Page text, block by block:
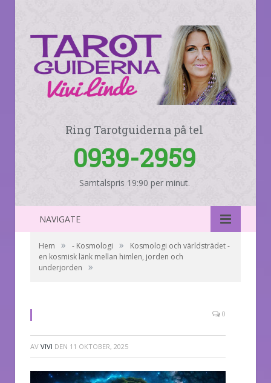
Ring Tarotguiderna på tel
0939-2959
Samtalspris 19:90 per minut.
NAVIGATE
Hem » - Kosmologi »
Kosmologi och världsträdet -
en kosmisk länk mellan himlen, jorden och
underjorden
»
0
AV VIVI DEN 11 OKTOBER, 2025